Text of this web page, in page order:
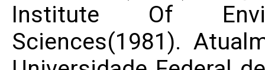
Institute Of
Sciences(1981).